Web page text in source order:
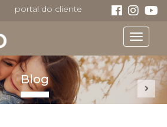
portal do cliente
Toggle
Blog